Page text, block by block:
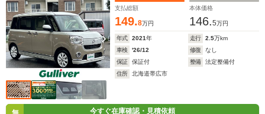
支払総額
149.8万円
本体価格
146.5万円
年式 2021年 走行 2.5万km
車検
'26/12 修復
なし
保証
保証付 整備
法定整備付
住所
北海道帯広市
今すぐ在庫確認・見積依頼